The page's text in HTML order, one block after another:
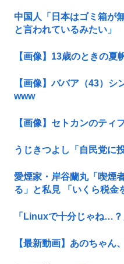
中国人「日本はゴミ箱が
と言われているみたい」
【画像】13歳のときの夏
【画像】ババア（43）シ
www
【画像】セトカンのティ
うじきつよし「自民党に
愛煙家・岸谷蘭丸「喫煙
る」と私見 「いくら税金
「Linuxで十分じゃね…
【最新動画】あのちゃん